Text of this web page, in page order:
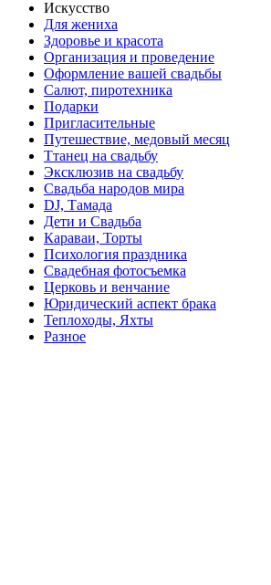
Искусство
Для жениха
Здоровье и красота
Организация и проведение
Оформление вашей свадьбы
Салют, пиротехника
Подарки
Пригласительные
Путешествие, медовый месяц
Ттанец на свадьбу
Эксклюзив на свадьбу
Свадьба народов мира
DJ, Тамада
Дети и Свадьба
Караваи, Торты
Психология праздника
Свадебная фотосъемка
Церковь и венчание
Юридический аспект брака
Теплоходы, Яхты
Разное